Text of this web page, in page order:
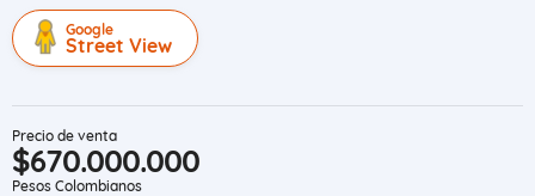
Google
Street View
Precio de venta
$670.000.000
Pesos Colombianos